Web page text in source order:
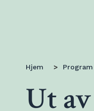
Hjem > Program
Ut